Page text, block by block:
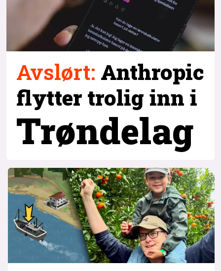
Avslørt: Anthropic
flytter trolig inn i
Trøndelag